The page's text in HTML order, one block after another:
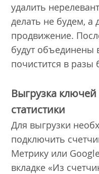
удалить
делать не будем,
продвижение.
будут объединены
почистится в разы
Выгрузка
статистики
Для выгрузки
подключить
Метрику или
вкладке «Из